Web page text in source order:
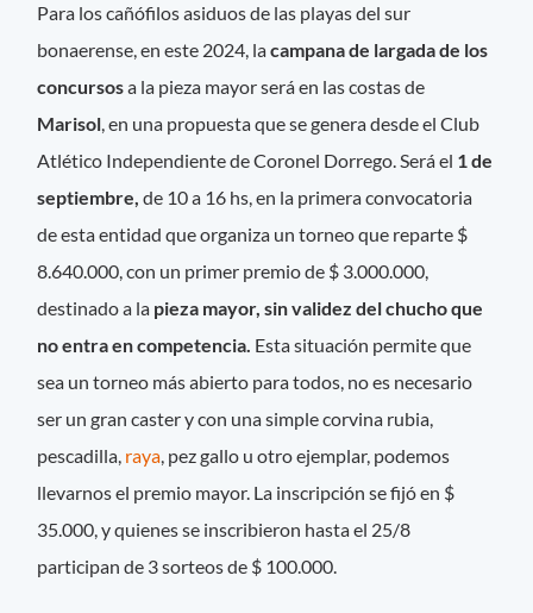
Para los cañófilos asiduos de las playas del sur
bonaerense, en este 2024, lacampana de largada de los
concursosa la pieza mayor será en las costas de
Marisol, en una propuesta que se genera desde el Club
Atlético Independiente de Coronel Dorrego. Será el 1 de
septiembre,de 10 a 16 hs, en la primera convocatoria
de esta entidad que organiza un torneo que reparte $
8.640.000, con un primer premio de $ 3.000.000,
destinado a la pieza mayor, sin validez del chucho que
no entra en competencia. Esta situación permite que
sea un torneo más abierto para todos, no es necesario
ser un gran caster y con una simple corvina rubia,
pescadilla, raya, pez gallo u otro ejemplar, podemos
llevarnos el premio mayor. La inscripción se fijó en $
35.000, y quienes se inscribieron hasta el 25/8
participan de 3 sorteos de $ 100.000.